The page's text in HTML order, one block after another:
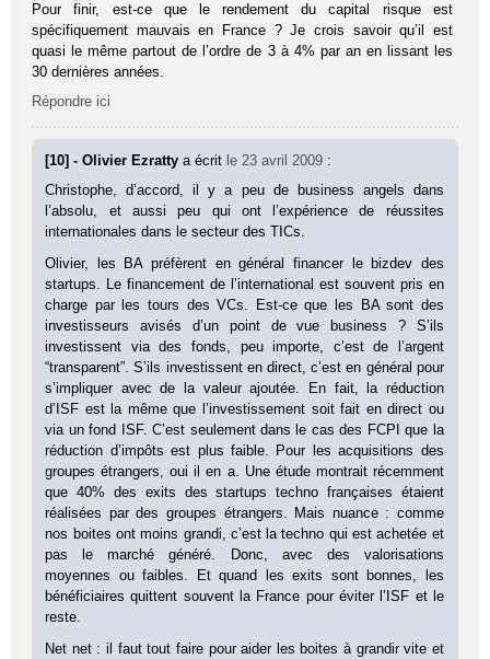
Pour finir, est-ce que le rendement du capital risque est
spécifiquement mauvais en France ? Je crois savoir qu’il est
quasi le même partout de l’ordre de 3 à 4% par an en lissant les
30 dernières années.
Répondre ici
[10] - Olivier Ezrattya écrit le 23 avril 2009 :
Christophe, d’accord, il y a peu de business angels dans
l’absolu, et aussi peu qui ont l’expérience de réussites
internationales dans le secteur des TICs.
Olivier, les BA préfèrent en général financer le bizdev des
startups. Le financement de l’international est souvent pris en
charge par les tours des VCs. Est-ce que les BA sont des
investisseurs avisés d’un point de vue business ? S’ils
investissent via des fonds, peu importe, c’est de l’argent
“transparent”. S’ils investissent en direct, c’est en général pour
s’impliquer avec de la valeur ajoutée. En fait, la réduction
d’ISF est la même que l’investissement soit fait en direct ou
via un fond ISF. C’est seulement dans le cas des FCPI que la
réduction d’impôts est plus faible. Pour les acquisitions des
groupes étrangers, oui il en a. Une étude montrait récemment
que 40% des exits des startups techno françaises étaient
réalisées par des groupes étrangers. Mais nuance : comme
nos boites ont moins grandi, c’est la techno qui est achetée et
pas le marché généré. Donc, avec des valorisations
moyennes ou faibles. Et quand les exits sont bonnes, les
bénéficiaires quittent souvent la France pour éviter l’ISF et le
reste.
Net net : il faut tout faire pour aider les boites à grandir vite et